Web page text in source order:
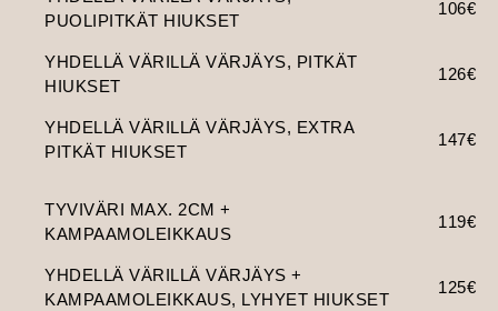
PUOLIPITKÄT HIUKSET
106€
YHDELLÄ VÄRILLÄ VÄRJÄYS, PITKÄT
HIUKSET
126€
YHDELLÄ VÄRILLÄ VÄRJÄYS, EXTRA
PITKÄT HIUKSET
147€
TYVIVÄRI MAX. 2CM +
KAMPAAMOLEIKKAUS
119€
YHDELLÄ VÄRILLÄ VÄRJÄYS +
KAMPAAMOLEIKKAUS, LYHYET HIUKSET
125€